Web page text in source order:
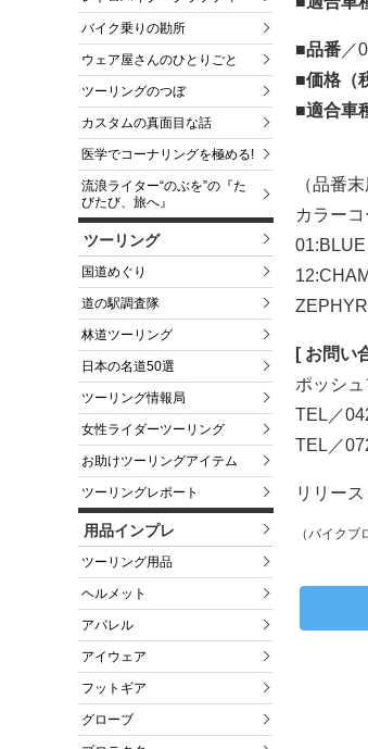
バイク乗りの勘所
ウェア屋さんのひとりごと
ツーリングのつぼ
カスタムの真面目な話
医学でコーナリングを極める!
流浪ライター“のぶを”の『た
びたび、旅へ』
ツーリング
国道めぐり
道の駅調査隊
林道ツーリング
日本の名道50選
ツーリング情報局
女性ライダーツーリング
お助けツーリングアイテム
ツーリングレポート
用品インプレ
ツーリング用品
ヘルメット
アパレル
アイウェア
フットギア
グローブ
■品番 ／
■価格（
■適合車
（品番
カラーコ
[ お問い
ポッシ
TEL／
TEL／
リリー
（バイクブ